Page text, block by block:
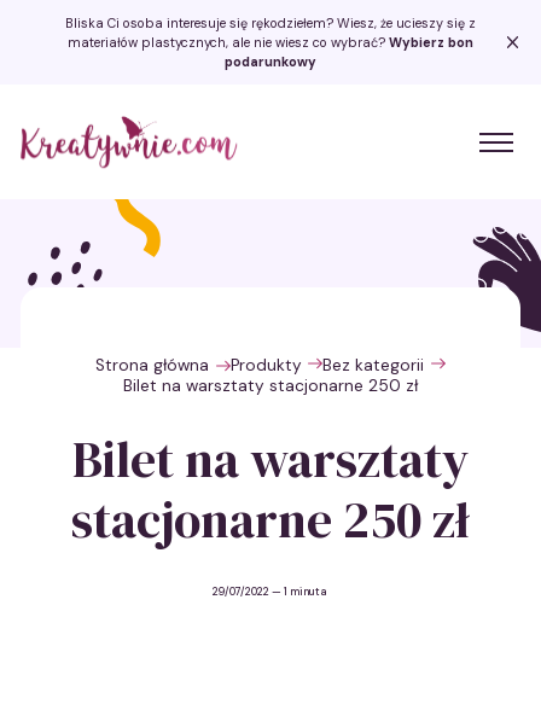
Bliska Ci osoba interesuje się rękodziełem? Wiesz, że ucieszy się z
materiałów plastycznych, ale nie wiesz co wybrać? Wybierz bon
podarunkowy
Kreatywnie.com
Strona główna Produkty
Bez kategorii
Bilet na warsztaty stacjonarne 250 zł
Bilet na warsztaty
stacjonarne 250 zł
29/07/2022— 1 minuta